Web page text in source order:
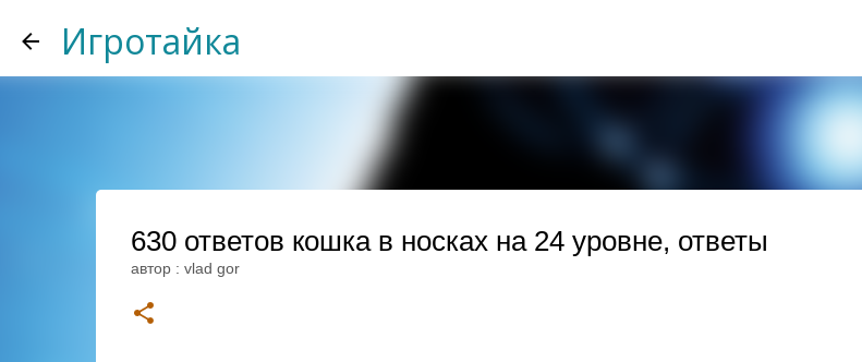
Игротайка
630 ответов кошка в носках на 24 уровне, ответы
автор : vlad gor